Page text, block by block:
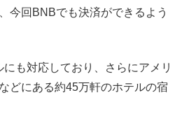
今回BNBでも決済ができるよう
も対応しており、さらにアメリ
どにある約45万軒のホテルの宿